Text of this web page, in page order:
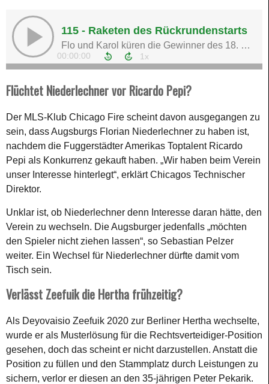
Flüchtet Niederlechner vor Ricardo Pepi?
Der MLS-Klub Chicago Fire scheint davon ausgegangen zu
sein, dass Augsburgs Florian Niederlechner zu haben ist,
nachdem die Fuggerstädter Amerikas Toptalent Ricardo
Pepi als Konkurrenz gekauft haben. „Wir haben beim Verein
unser Interesse hinterlegt“, erklärt Chicagos Technischer
Direktor.
Unklar ist, ob Niederlechner denn Interesse daran hätte, den
Verein zu wechseln. Die Augsburger jedenfalls „möchten
den Spieler nicht ziehen lassen“, so Sebastian Pelzer
weiter. Ein Wechsel für Niederlechner dürfte damit vom
Tisch sein.
Verlässt Zeefuik die Hertha frühzeitig?
Als Deyovaisio Zeefuik 2020 zur Berliner Hertha wechselte,
wurde er als Musterlösung für die Rechtsverteidiger-Position
gesehen, doch das scheint er nicht darzustellen. Anstatt die
Position zu füllen und den Stammplatz durch Leistungen zu
sichern, verlor er diesen an den 35-jährigen Peter Pekarik.